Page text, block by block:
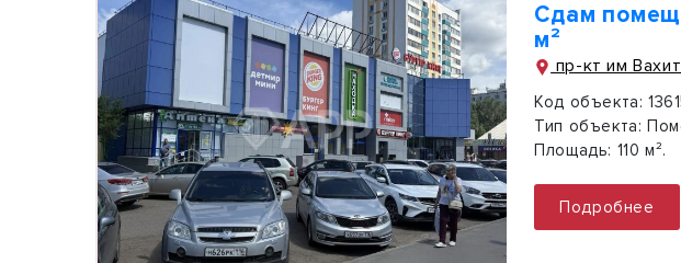
Сдам
м²
пр-кт им
Код объекта:
Тип объекта:
Площадь: 110 м².
Подробнее